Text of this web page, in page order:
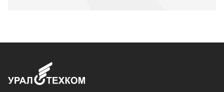
Доставка и оплата